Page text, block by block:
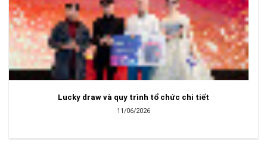
Lucky draw và quy trình tổ chức chi tiết
11/06/2026